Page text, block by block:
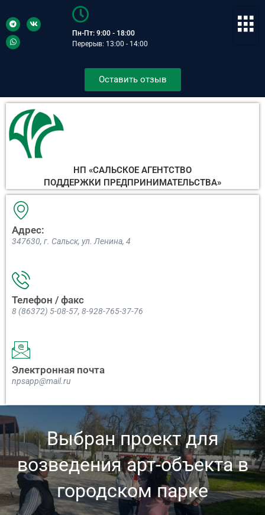
Пн-Пт: 9:00 - 18:00
Перерыв: 13:00 - 14:00
Оставить отзыв
НП «САЛЬСКОЕ АГЕНТСТВО
ПОДДЕРЖКИ ПРЕДПРИНИМАТЕЛЬСТВА»
Адрес:
347630, г. Сальск, ул. Ленина, 4​
Телефон / факс
8 (86372) 5-08-57, 8-928-765-37-76
Электронная почта
npsapp@mail.ru
Выбран проект для
возведения арт-объекта в
городском парке